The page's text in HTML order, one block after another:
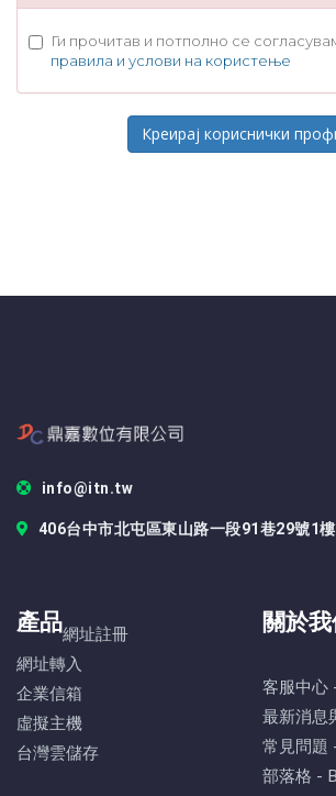
Ги прочитав и потполно се
правила и услови на користење
info@itn.tw
406台中市北屯區東山路一段91巷29號1樓
產品網址註冊
網址轉入
企業信箱
虛擬主機
台灣雲儲存
關於
客服中心
最新消息
常見問題
部落格 -